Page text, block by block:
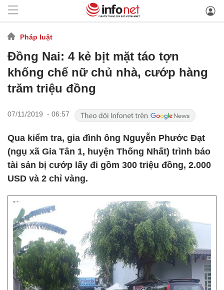
Pháp luật
Đồng Nai: 4 kẻ bịt mặt táo tợn
khống chế nữ chủ nhà, cướp hàng
trăm triệu đồng
07/11/2019 - 06:57
Qua kiểm tra, gia đình ông Nguyễn Phước Đạt
(ngụ xã Gia Tân 1, huyện Thống Nhất) trình báo
tài sản bị cướp lấy đi gồm 300 triệu đồng, 2.000
USD và 2 chỉ vàng.